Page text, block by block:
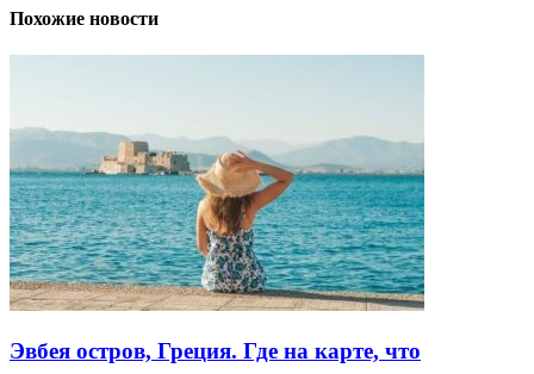
Похожие новости
Эвбея остров, Греция. Где на карте, что